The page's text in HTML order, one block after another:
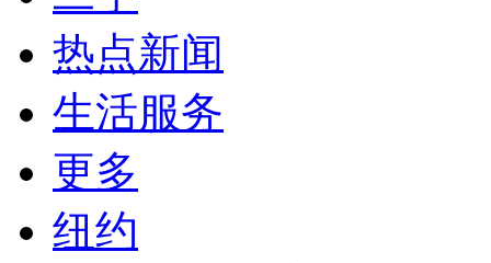
热点新闻
生活服务
更多
纽约